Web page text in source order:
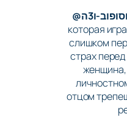
которая
слишком
страх
женщина,
отцом